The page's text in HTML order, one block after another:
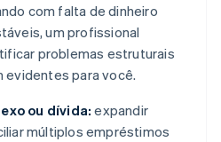
com falta de dinheiro
um profissional
problemas estruturais
evidentes para você.
ou dívida: expandir
múltiplos empréstimos